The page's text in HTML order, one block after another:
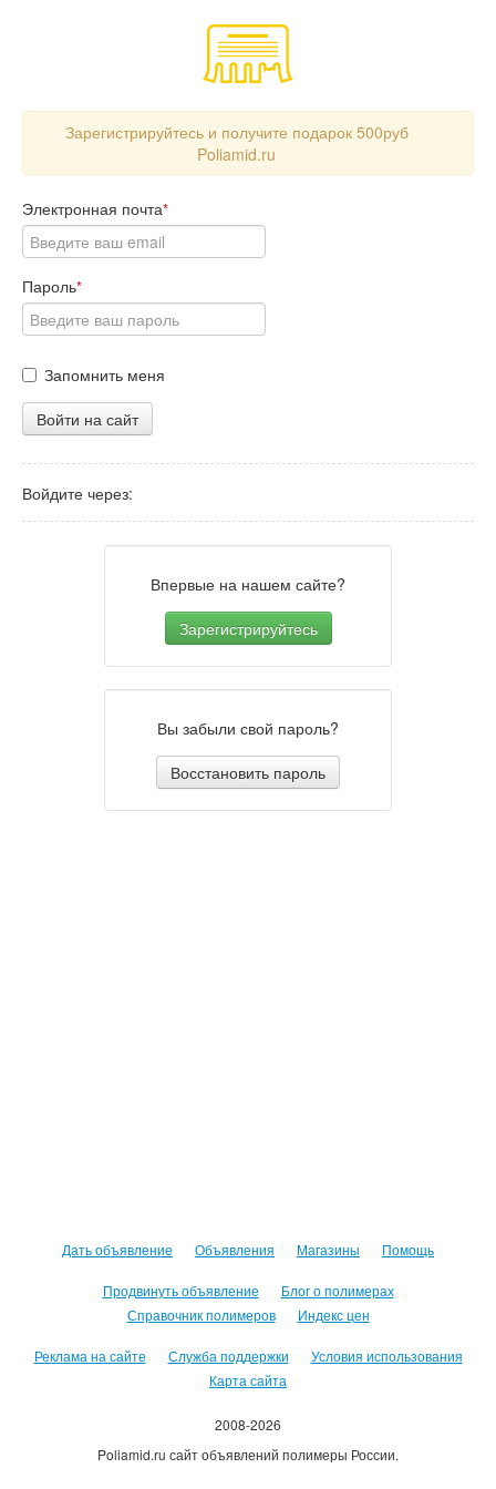
Зарегистрируйтесь и получите подарок 500руб
Poliamid.ru
Электронная почта*
Пароль*
Запомнить меня
Войти на сайт
Войдите через:
Впервые на нашем сайте?
Зарегистрируйтесь
Вы забыли свой пароль?
Восстановить пароль
Дать объявление Объявления Магазины Помощь
Продвинуть объявление
Блог о полимерах
Справочник полимеров
Индекс цен
Реклама на сайте Служба поддержки
Условия использования
Карта сайта
2008-2026
Poliamid.ru сайт объявлений полимеры России.